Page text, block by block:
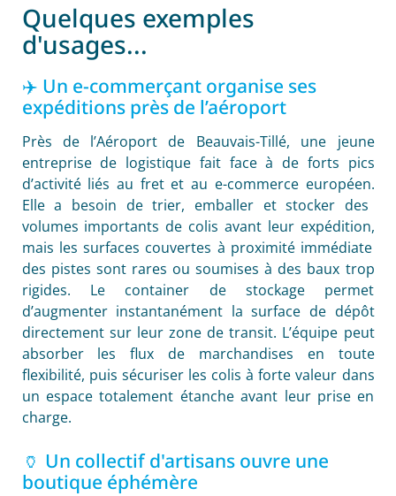
Quelques exemples
d'usages...
✈️ Un e-commerçant organise ses
expéditions près de l’aéroport
Près de l’Aéroport de Beauvais-Tillé, une jeune
entreprise de logistique fait face à de forts pics
d’activité liés au fret et au e-commerce européen.
Elle a besoin de trier, emballer et stocker des
volumes importants de colis avant leur expédition,
mais les surfaces couvertes à proximité immédiate
des pistes sont rares ou soumises à des baux trop
rigides. Le container de stockage permet
d’augmenter instantanément la surface de dépôt
directement sur leur zone de transit. L’équipe peut
absorber les flux de marchandises en toute
flexibilité, puis sécuriser les colis à forte valeur dans
un espace totalement étanche avant leur prise en
charge.
🏺 Un collectif d'artisans ouvre une
boutique éphémère